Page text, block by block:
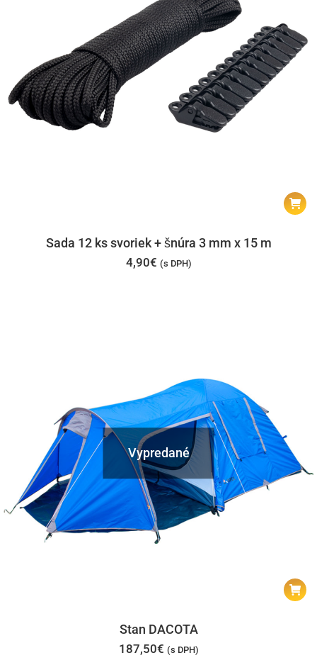
Sada 12 ks svoriek + šnúra 3 mm x 15 m
4,90€ (s DPH)
Vypredané
Stan DACOTA
187,50€ (s DPH)